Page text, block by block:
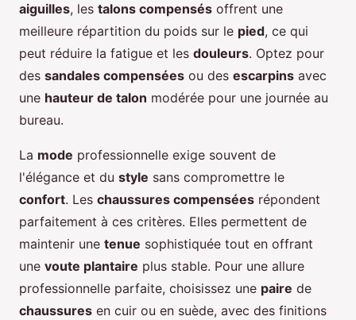
aiguilles, les talons compensés offrent une
meilleure répartition du poids sur le pied, ce qui
peut réduire la fatigue et les douleurs. Optez pour
des sandales compensées ou des escarpins avec
une hauteur de talon modérée pour une journée au
bureau.
La mode professionnelle exige souvent de
l'élégance et du style sans compromettre le
confort. Les chaussures compensées répondent
parfaitement à ces critères. Elles permettent de
maintenir une tenue sophistiquée tout en offrant
une voute plantaire plus stable. Pour une allure
professionnelle parfaite, choisissez une paire de
chaussures en cuir ou en suède, avec des finitions